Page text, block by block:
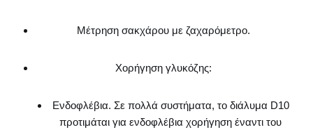
Μέτρηση σακχάρου με ζαχαρόμετρο.
Χορήγηση γλυκόζης:
Ενδοφλέβια. Σε πολλά συστήματα, το διάλυμα D10
προτιμάται για ενδοφλέβια χορήγηση έναντι του